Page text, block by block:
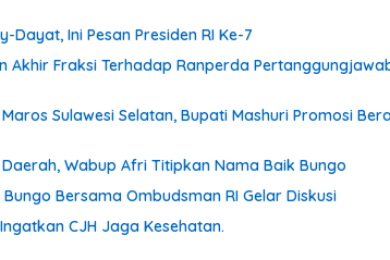
Ini Pesan Presiden RI Ke-7
Akhir Fraksi Terhadap Ranperda
Sulawesi Selatan, Bupati Mashuri Promosi
Wabup Afri Titipkan Nama Baik Bungo
Bersama Ombudsman RI Gelar Diskusi
CJH Jaga Kesehatan.